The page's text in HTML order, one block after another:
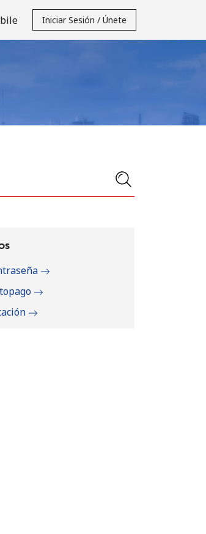
Iniciar Sesión / Únete